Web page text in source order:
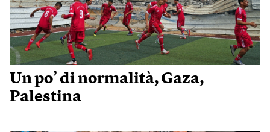
Un po’ di normalità, Gaza,
Palestina